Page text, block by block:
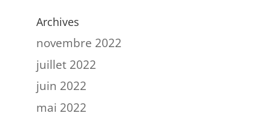
Archives
novembre 2022
juillet 2022
juin 2022
mai 2022